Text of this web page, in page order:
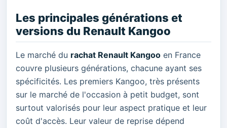
Les principales générations et
versions du Renault Kangoo
Le marché du rachat Renault Kangoo en France
couvre plusieurs générations, chacune ayant ses
spécificités. Les premiers Kangoo, très présents
sur le marché de l'occasion à petit budget, sont
surtout valorisés pour leur aspect pratique et leur
coût d'accès. Leur valeur de reprise dépend